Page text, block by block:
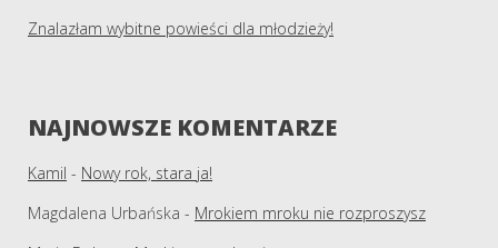
Znalazłam wybitne powieści dla młodzieży!
NAJNOWSZE KOMENTARZE
Kamil - Nowy rok, stara ja!
Magdalena Urbańska - Mrokiem mroku nie rozproszysz